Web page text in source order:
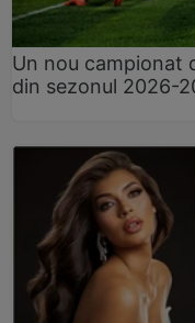
Un nou campionat
din sezonul 2026-